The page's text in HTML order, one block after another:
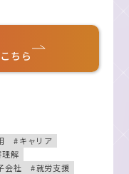
ちら
キャリア
理解
会社
就労支援